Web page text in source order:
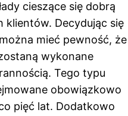
cieszące się dobrą
klientów. Decydując się
mieć pewność, że
wykonane
Tego typu
obowiązkowo
pięć lat. Dodatkowo